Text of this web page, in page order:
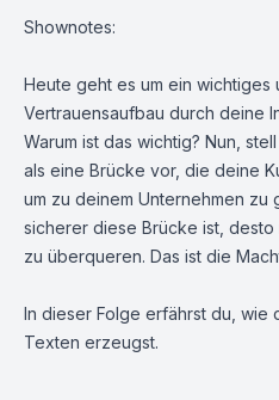
Shownotes:
Heute geht es um ein wichtiges
Vertrauensaufbau durch deine
Warum ist das wichtig? Nun,
als eine Brücke vor, die deine
um zu deinem Unternehmen zu
sicherer diese Brücke ist, desto
zu überqueren. Das ist die
In dieser Folge erfährst du, wie
Texten erzeugst.